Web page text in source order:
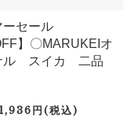
ーセール
】〇MARUKEIオ
ル スイカ 二品
1,936円(税込)